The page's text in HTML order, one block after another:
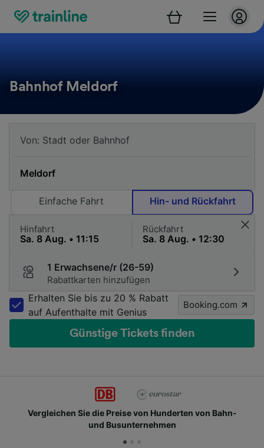
Bahnhof Meldorf
Einfache Fahrt Hin- und Rückfahrt
Hinfahrt Rückfahrt
1 Erwachsene/r (26-59)
Rabattkarten hinzufügen
Erhalten Sie bis zu 20 % Rabatt
auf Aufenthalte mit Genius
Booking.com
Günstige Tickets finden
Vergleichen Sie die Preise von Hunderten von Bahn-
und Busunternehmen